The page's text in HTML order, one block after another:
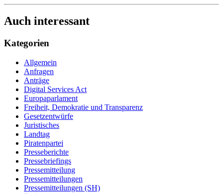
Auch interessant
Kategorien
Allgemein
Anfragen
Anträge
Digital Services Act
Europaparlament
Freiheit, Demokratie und Transparenz
Gesetzentwürfe
Juristisches
Landtag
Piratenpartei
Presseberichte
Pressebriefings
Pressemitteilung
Pressemitteilungen
Pressemitteilungen (SH)